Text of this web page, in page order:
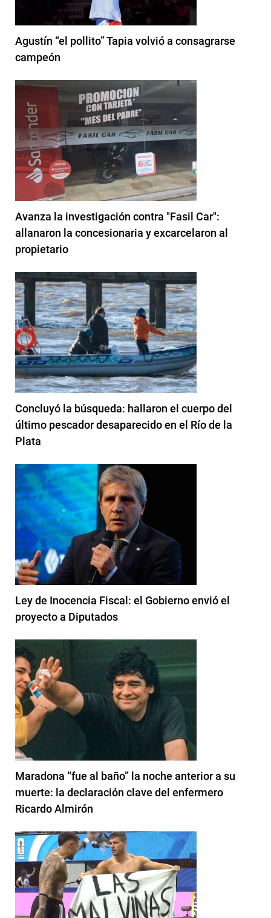
Agustín “el pollito” Tapia volvió a consagrarse
campeón
Avanza la investigación contra "Fasil Car":
allanaron la concesionaria y excarcelaron al
propietario
Concluyó la búsqueda: hallaron el cuerpo del
último pescador desaparecido en el Río de la
Plata
Ley de Inocencia Fiscal: el Gobierno envió el
proyecto a Diputados
Maradona “fue al baño” la noche anterior a su
muerte: la declaración clave del enfermero
Ricardo Almirón